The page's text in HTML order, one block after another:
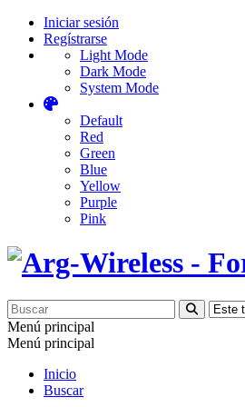
Iniciar sesión
Regístrarse
Light Mode
Dark Mode
System Mode
Default
Red
Green
Blue
Yellow
Purple
Pink
Menú principal
Menú principal
Inicio
Buscar